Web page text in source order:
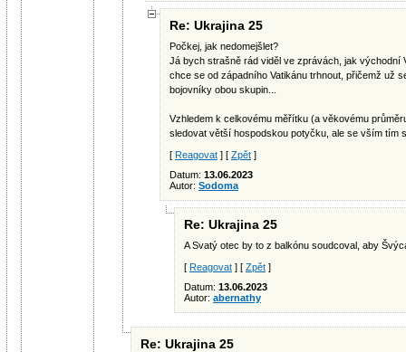
Re: Ukrajina 25
Počkej, jak nedomejšlet?
Já bych strašně rád viděl ve zprávách, jak východní
chce se od západního Vatikánu trhnout, přičemž už
bojovníky obou skupin...
Vzhledem k celkovému měřítku (a věkovému
sledovat větší hospodskou potyčku, ale se vším tím
[ Reagovat ] [ Zpět ]
Datum: 13.06.2023
Autor: Sodoma
Re: Ukrajina 25
A Svatý otec by to z balkónu soudcoval, aby
[ Reagovat ] [ Zpět ]
Datum: 13.06.2023
Autor: abernathy
Re: Ukrajina 25